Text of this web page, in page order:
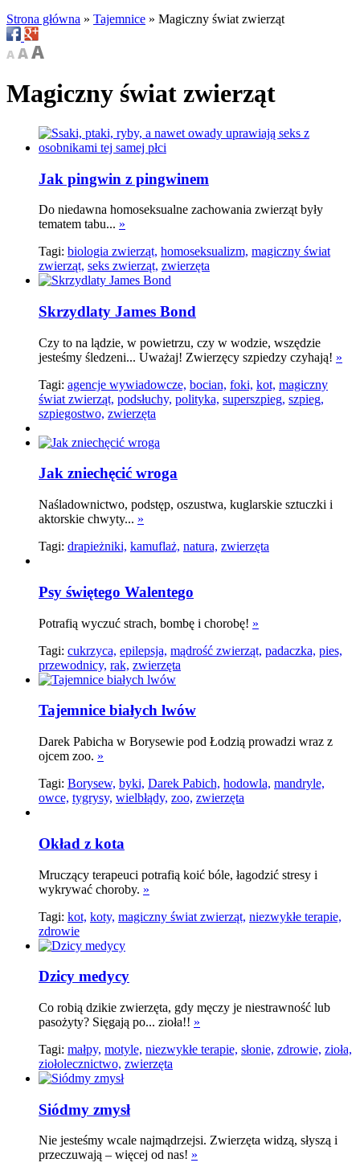
Strona główna » Tajemnice » Magiczny świat zwierząt
Magiczny świat zwierząt
Jak pingwin z pingwinem
Do niedawna homoseksualne zachowania zwierząt były
tematem tabu... »
Tagi: biologia zwierząt, homoseksualizm, magiczny świat
zwierząt, seks zwierząt, zwierzęta
Skrzydlaty James Bond
Czy to na lądzie, w powietrzu, czy w wodzie, wszędzie
jesteśmy śledzeni... Uważaj! Zwierzęcy szpiedzy czyhają! »
Tagi: agencje wywiadowcze, bocian, foki, kot, magiczny
świat zwierząt, podsłuchy, polityka, superszpieg, szpieg,
szpiegostwo, zwierzęta
Jak zniechęcić wroga
Naśladownictwo, podstęp, oszustwa, kuglarskie sztuczki i
aktorskie chwyty... »
Tagi: drapieżniki, kamuflaż, natura, zwierzęta
Psy świętego Walentego
Potrafią wyczuć strach, bombę i chorobę! »
Tagi: cukrzyca, epilepsja, mądrość zwierząt, padaczka, pies,
przewodnicy, rak, zwierzęta
Tajemnice białych lwów
Darek Pabicha w Borysewie pod Łodzią prowadzi wraz z
ojcem zoo. »
Tagi: Borysew, byki, Darek Pabich, hodowla, mandryle,
owce, tygrysy, wielbłądy, zoo, zwierzęta
Okład z kota
Mruczący terapeuci potrafią koić bóle, łagodzić stresy i
wykrywać choroby. »
Tagi: kot, koty, magiczny świat zwierząt, niezwykłe terapie,
zdrowie
Dzicy medycy
Co robią dzikie zwierzęta, gdy męczy je niestrawność lub
pasożyty? Sięgają po... zioła!! »
Tagi: małpy, motyle, niezwykłe terapie, słonie, zdrowie, zioła,
ziołolecznictwo, zwierzęta
Siódmy zmysł
Nie jesteśmy wcale najmądrzejsi. Zwierzęta widzą, słyszą i
przeczuwają – więcej od nas! »